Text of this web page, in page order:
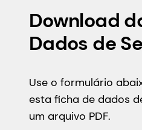
Download
Dados de
Use o formulário
esta ficha de dados
um arquivo PDF.